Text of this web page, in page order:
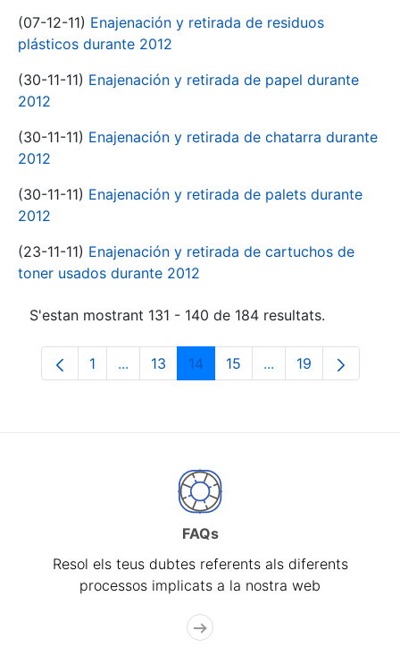
(07-12-11) Enajenación y retirada de residuos
plásticos durante 2012
(30-11-11) Enajenación y retirada de papel durante
2012
(30-11-11) Enajenación y retirada de chatarra durante
2012
(30-11-11) Enajenación y retirada de palets durante
2012
(23-11-11) Enajenación y retirada de cartuchos de
toner usados durante 2012
S'estan mostrant 131 - 140 de 184 resultats.
Pàgina
1 ...Pàgines intermèdies Utilitzeu TAB per
Pàgina
13 Pàgina
14 Pàgina
15 ...PàginesPàgina
19
FAQs
Resol els teus dubtes referents als diferents
processos implicats a la nostra web